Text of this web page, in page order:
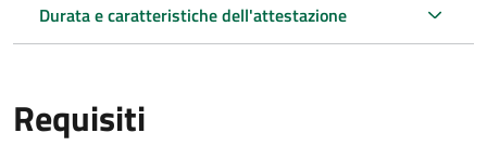
Durata e caratteristiche dell'attestazione
Requisiti